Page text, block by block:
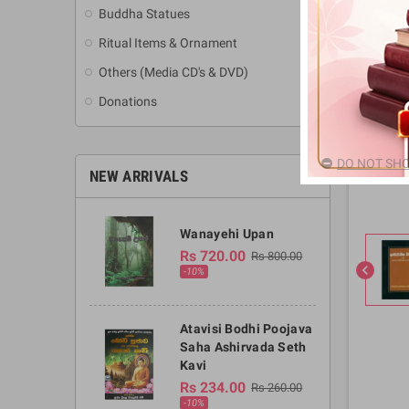
Buddha Statues
Ritual Items & Ornament
Others (Media CD's & DVD)
Donations
NEW ARRIVALS
Wanayehi Upan
Rs 720.00 Rs 800.00
-10%
Atavisi Bodhi Poojava
Saha Ashirvada Seth
Kavi
Rs 234.00 Rs 260.00
-10%
chevron_left
DO NOT